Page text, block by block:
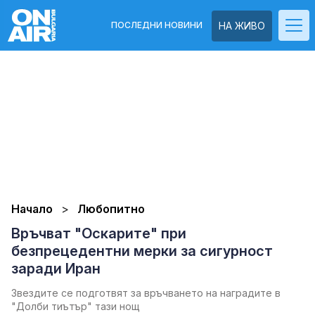
НА ЖИВО
ПОСЛЕДНИ НОВИНИ
Начало Любопитно
Връчват "Оскарите" при
безпрецедентни мерки за сигурност
заради Иран
Звездите се подготвят за връчването на наградите в
"Долби тиътър" тази нощ